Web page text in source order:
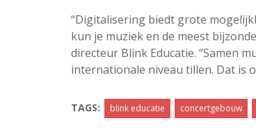
“Digitalisering biedt grote
kun je muziek en de meest
directeur Blink Educatie. “Samen
internationale niveau tillen. Dat is
TAGS: blink educatie concertgebouw